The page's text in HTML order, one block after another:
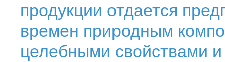
продукции отдается
времен природным
целебными свойствами